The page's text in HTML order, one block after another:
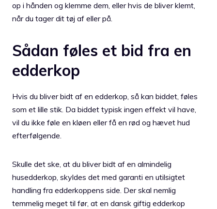
op i hånden og klemme dem, eller hvis de bliver klemt,
når du tager dit tøj af eller på.
Sådan føles et bid fra en
edderkop
Hvis du bliver bidt af en edderkop, så kan biddet, føles
som et lille stik. Da biddet typisk ingen effekt vil have,
vil du ikke føle en kløen eller få en rød og hævet hud
efterfølgende.
Skulle det ske, at du bliver bidt af en almindelig
husedderkop, skyldes det med garanti en utilsigtet
handling fra edderkoppens side. Der skal nemlig
temmelig meget til før, at en dansk giftig edderkop